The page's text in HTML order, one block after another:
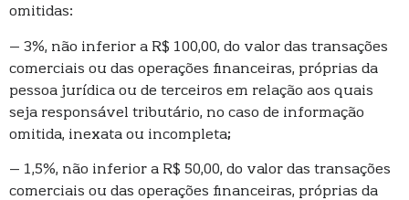
omitidas:
– 3%, não inferior a R$ 100,00, do valor das transações
comerciais ou das operações financeiras, próprias da
pessoa jurídica ou de terceiros em relação aos quais
seja responsável tributário, no caso de informação
omitida, inexata ou incompleta;
– 1,5%, não inferior a R$ 50,00, do valor das transações
comerciais ou das operações financeiras, próprias da